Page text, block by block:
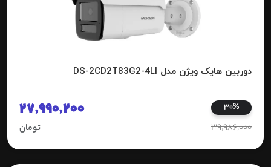
دوربین هایک ویژن مدل DS-2CD2T83G2-4LI
30%
39,986,000
27,990,200
تومان